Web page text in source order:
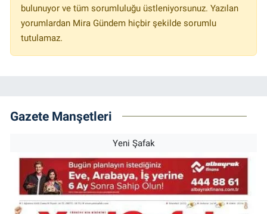
bulunuyor ve tüm sorumluluğu üstleniyorsunuz. Yazılan
yorumlardan Mira Gündem hiçbir şekilde sorumlu
tutulamaz.
Gazete Manşetleri
Yeni Şafak